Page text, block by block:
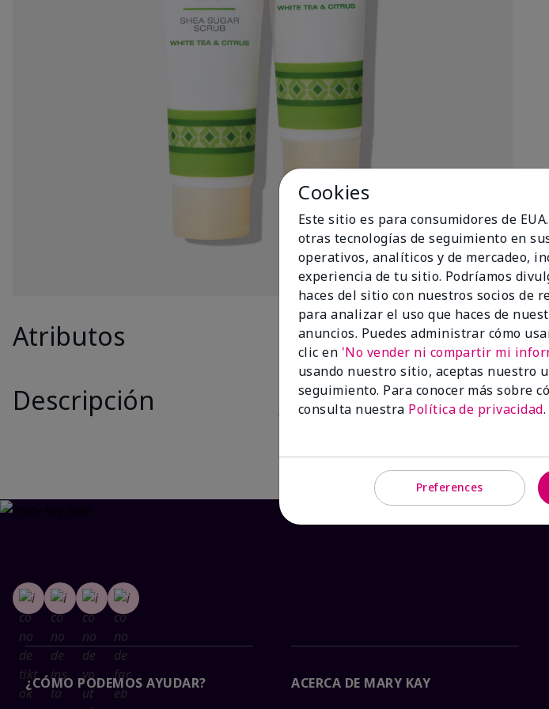
Atributos Product Flags
Is New Product: false
Descripción El juegoWhite Tea & Citrus Satin Lips®lleva
cualquier momento. Formulado con
¿CÓMO PODEMOS AYUDAR? ACERCA DE MARY KAY
Cookies
Este sitio es para consumidores de
otras tecnologías de seguimiento en
operativos, analíticos y de mercadeo,
experiencia de tu sitio. Podríamos
haces del sitio con nuestros socios de
para analizar el uso que haces de
anuncios. Puedes administrar cómo
clic en 'No vender ni compartir mi
usando nuestro sitio, aceptas nuestro
seguimiento. Para conocer más sobre
consulta nuestra Política de privacidad.
Preferences